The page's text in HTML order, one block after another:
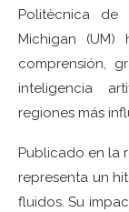
Politècnica de
Michigan
comprensión,
inteligencia
regiones más
Publicado en la
representa un
fluidos. Su